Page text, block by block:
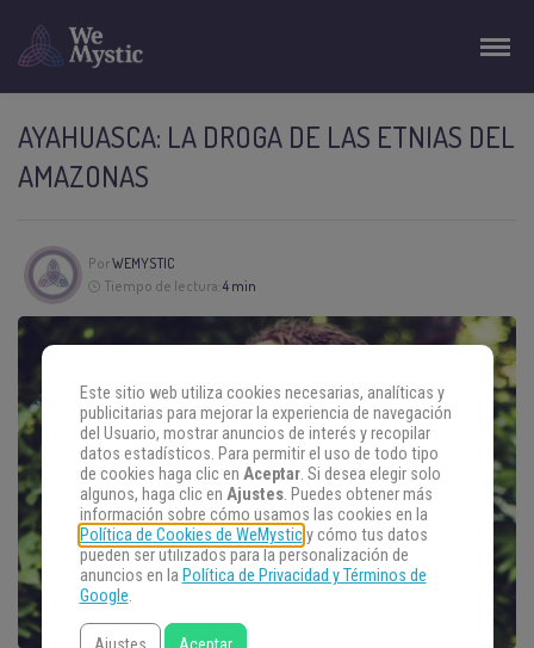
AYAHUASCA: LA DROGA DE LAS ETNIAS DEL
AMAZONAS
PorWEMYSTIC
Tiempo de lectura:4 min
Este sitio web utiliza cookies necesarias, analíticas y
publicitarias para mejorar la experiencia de navegación
del Usuario, mostrar anuncios de interés y recopilar
datos estadísticos. Para permitir el uso de todo tipo
de cookies haga clic en Aceptar. Si desea elegir solo
algunos, haga clic en Ajustes. Puedes obtener más
información sobre cómo usamos las cookies en la
Política de Cookies de WeMysticy cómo tus datos
pueden ser utilizados para la personalización de
anuncios en la Política de Privacidad y Términos de
Google.
Ajustes Aceptar